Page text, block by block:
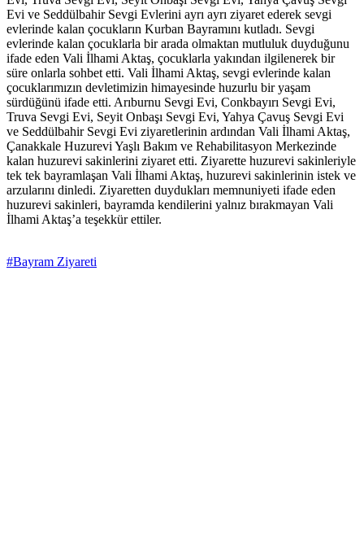
Evi ve Seddülbahir Sevgi Evlerini ayrı ayrı ziyaret ederek sevgi
evlerinde kalan çocukların Kurban Bayramını kutladı. Sevgi
evlerinde kalan çocuklarla bir arada olmaktan mutluluk duyduğunu
ifade eden Vali İlhami Aktaş, çocuklarla yakından ilgilenerek bir
süre onlarla sohbet etti. Vali İlhami Aktaş, sevgi evlerinde kalan
çocuklarımızın devletimizin himayesinde huzurlu bir yaşam
sürdüğünü ifade etti. Arıburnu Sevgi Evi, Conkbayırı Sevgi Evi,
Truva Sevgi Evi, Seyit Onbaşı Sevgi Evi, Yahya Çavuş Sevgi Evi
ve Seddülbahir Sevgi Evi ziyaretlerinin ardından Vali İlhami Aktaş,
Çanakkale Huzurevi Yaşlı Bakım ve Rehabilitasyon Merkezinde
kalan huzurevi sakinlerini ziyaret etti. Ziyarette huzurevi sakinleriyle
tek tek bayramlaşan Vali İlhami Aktaş, huzurevi sakinlerinin istek ve
arzularını dinledi. Ziyaretten duydukları memnuniyeti ifade eden
huzurevi sakinleri, bayramda kendilerini yalnız bırakmayan Vali
İlhami Aktaş’a teşekkür ettiler.
#Bayram Ziyareti